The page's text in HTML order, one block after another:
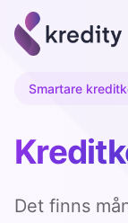
Smartare
Det finns